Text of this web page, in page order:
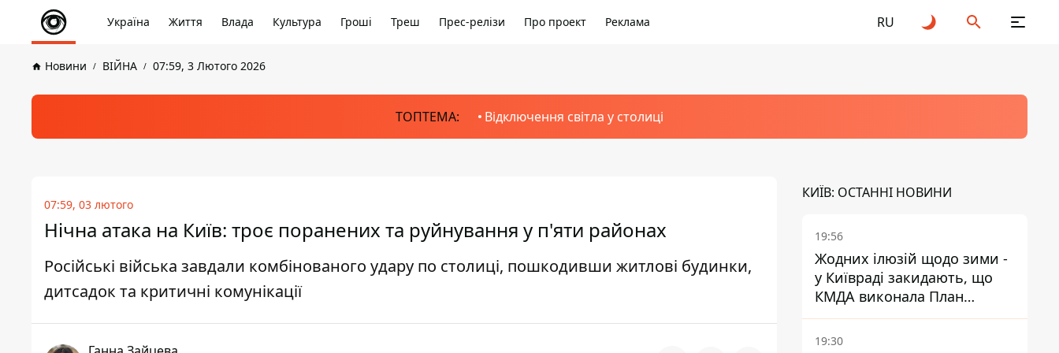
Україна Життя Влада Культура Гроші Треш Прес-релізи Про проект Реклама RU
Новини ВІЙНА 07:59, 3 Лютого 2026
ТОПТЕМА: Відключення світла у столиці
07:59, 03 лютого
Нічна атака на Київ: троє поранених та руйнування у п'яти районах
Російські війська завдали комбінованого удару по столиці, пошкодивши житлові будинки,
дитсадок та критичні комунікації
КИЇВ: ОСТАННІ НОВИНИ
19:56
Жодних ілюзій щодо зими -
у Київраді закидають, що
КМДА виконала План
стійкості на 20%
19:30